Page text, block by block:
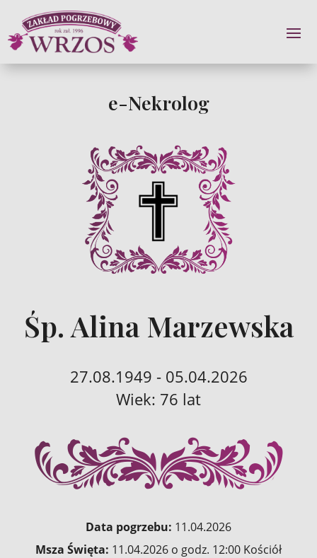
e-Nekrolog
Śp. Alina Marzewska
27.08.1949 - 05.04.2026
Wiek: 76 lat
Data pogrzebu: 11.04.2026
Msza Święta: 11.04.2026 o godz. 12:00 Kościół